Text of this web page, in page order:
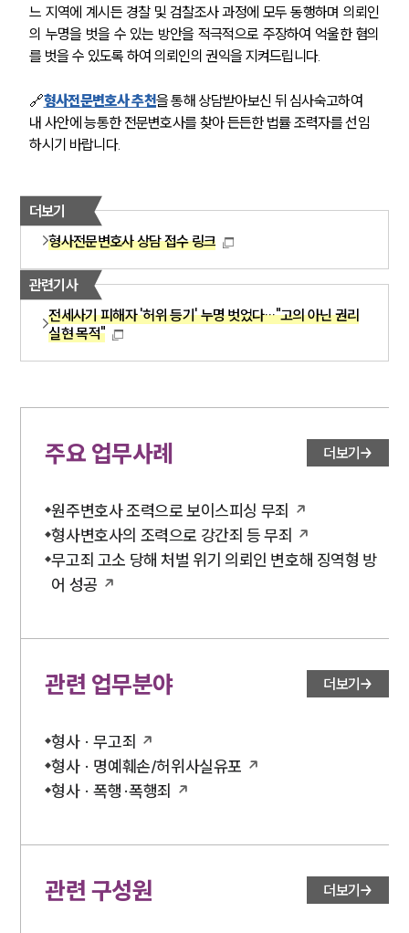
느 지역에 계시든 경찰 및 검찰조사 과정에 모두 동행하며 의뢰인
의 누명을 벗을 수 있는 방안을 적극적으로 주장하여 억울한 혐의
를 벗을 수 있도록 하여 의뢰인의 권익을 지켜드립니다.
🔗형사전문변호사 추천을 통해 상담받아보신 뒤 심사숙고하여
내 사안에 능통한 전문변호사를 찾아 든든한 법률 조력자를 선임
하시기 바랍니다.
더보기
형사전문변호사 상담 접수 링크
관련기사
전세사기 피해자 '허위 등기' 누명 벗었다…"고의 아닌 권리
실현 목적"
주요 업무사례 더보기
원주변호사 조력으로 보이스피싱 무죄
형사변호사의 조력으로 강간죄 등 무죄
무고죄 고소 당해 처벌 위기 의뢰인 변호해 징역형 방
어 성공
관련 업무분야 더보기
형사 · 무고죄
형사 · 명예훼손/허위사실유포
형사 · 폭행·폭행죄
관련 구성원 더보기